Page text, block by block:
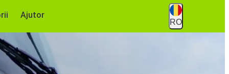
Ajutor
RO